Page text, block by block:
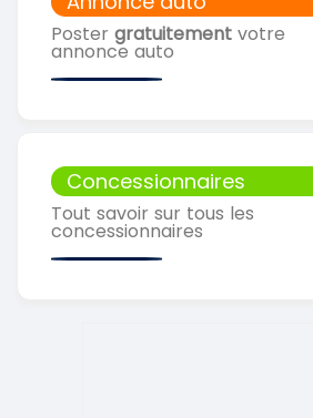
Poster gratuitement votre
annonce auto
Concessionnaires
Tout savoir sur tous les
concessionnaires